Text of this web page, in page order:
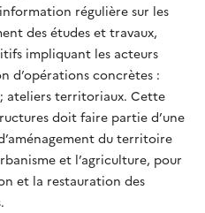
régulière sur les
des études et travaux,
impliquant les acteurs
d’opérations concrètes :
ateliers territoriaux. Cette
doit faire partie d’une
du territoire
et l’agriculture, pour
et la restauration des